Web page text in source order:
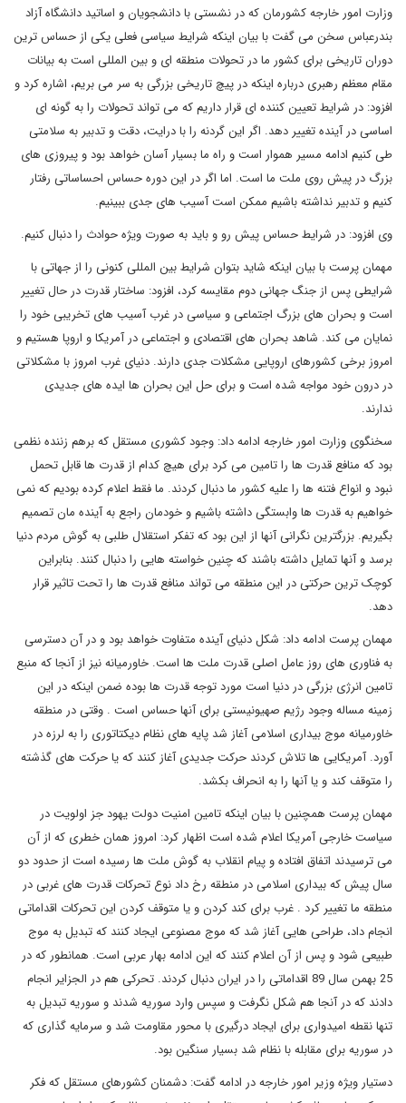
وزارت امور خارجه کشورمان که در نشستی با دانشجویان و اساتید دانشگاه آزاد
بندرعباس سخن می گفت با بیان اینکه شرایط سیاسی فعلی یکی از حساس ترین
دوران تاریخی برای کشور ما در تحولات منطقه ای و بین المللی است به بیانات
مقام معظم رهبری درباره اینکه در پیچ تاریخی بزرگی به سر می بریم، اشاره کرد و
افزود: در شرایط تعیین کننده ای قرار داریم که می تواند تحولات را به گونه ای
اساسی در آینده تغییر دهد. اگر این گردنه را با درایت، دقت و تدبیر به سلامتی
طی کنیم ادامه مسیر هموار است و راه ما بسیار آسان خواهد بود و پیروزی های
بزرگ در پیش روی ملت ما است. اما اگر در این دوره حساس احساساتی رفتار
کنیم و تدبیر نداشته باشیم ممکن است آسیب های جدی ببینیم.
وی افزود: در شرایط حساس پیش رو و باید به صورت ویژه حوادث را دنبال کنیم.
مهمان پرست با بیان اینکه شاید بتوان شرایط بین المللی کنونی را از جهاتی با
شرایطی پس از جنگ جهانی دوم مقایسه کرد، افزود: ساختار قدرت در حال تغییر
است و بحران های بزرگ اجتماعی و سیاسی در غرب آسیب های تخریبی خود را
نمایان می کند. شاهد بحران های اقتصادی و اجتماعی در آمریکا و اروپا هستیم و
امروز برخی کشورهای اروپایی مشکلات جدی دارند. دنیای غرب امروز با مشکلاتی
در درون خود مواجه شده است و برای حل این بحران ها ایده های جدیدی
ندارند.
سخنگوی وزارت امور خارجه ادامه داد: وجود کشوری مستقل که برهم زننده نظمی
بود که منافع قدرت ها را تامین می کرد برای هیچ کدام از قدرت ها قابل تحمل
نبود و انواع فتنه ها را علیه کشور ما دنبال کردند. ما فقط اعلام کرده بودیم که نمی
خواهیم به قدرت ها وابستگی داشته باشیم و خودمان راجع به آینده مان تصمیم
بگیریم. بزرگترین نگرانی آنها از این بود که تفکر استقلال طلبی به گوش مردم دنیا
برسد و آنها تمایل داشته باشند که چنین خواسته هایی را دنبال کنند. بنابراین
کوچک ترین حرکتی در این منطقه می تواند منافع قدرت ها را تحت تاثیر قرار
دهد.
مهمان پرست ادامه داد: شکل دنیای آینده متفاوت خواهد بود و در آن دسترسی
به فناوری های روز عامل اصلی قدرت ملت ها است. خاورمیانه نیز از آنجا که منبع
تامین انرژی بزرگی در دنیا است مورد توجه قدرت ها بوده ضمن اینکه در این
زمینه مساله وجود رژیم صهیونیستی برای آنها حساس است . وقتی در منطقه
خاورمیانه موج بیداری اسلامی آغاز شد پایه های نظام دیکتاتوری را به لرزه در
آورد. آمریکایی ها تلاش کردند حرکت جدیدی آغاز کنند که یا حرکت های گذشته
را متوقف کند و یا آنها را به انحراف بکشد.
مهمان پرست همچنین با بیان اینکه تامین امنیت دولت یهود جز اولویت در
سیاست خارجی آمریکا اعلام شده است اظهار کرد: امروز همان خطری که از آن
می ترسیدند اتفاق افتاده و پیام انقلاب به گوش ملت ها رسیده است از حدود دو
سال پیش که بیداری اسلامی در منطقه رخ داد نوع تحرکات قدرت های غربی در
منطقه ما تغییر کرد . غرب برای کند کردن و یا متوقف کردن این تحرکات اقداماتی
انجام داد، طراحی هایی آغاز شد که موج مصنوعی ایجاد کنند که تبدیل به موج
طبیعی شود و پس از آن اعلام کنند که این ادامه بهار عربی است. همانطور که در
25 بهمن سال 89 اقداماتی را در ایران دنبال کردند. تحرکی هم در الجزایر انجام
دادند که در آنجا هم شکل نگرفت و سپس وارد سوریه شدند و سوریه تبدیل به
تنها نقطه امیدواری برای ایجاد درگیری با محور مقاومت شد و سرمایه گذاری که
در سوریه برای مقابله با نظام شد بسیار سنگین بود.
دستیار ویژه وزیر امور خارجه در ادامه گفت: دشمنان کشورهای مستقل که فکر